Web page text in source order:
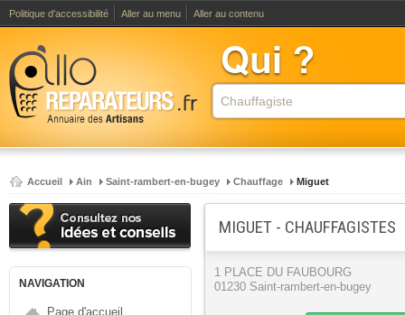
Politique d'accessibilité Aller au menu Aller au contenu
Accueil Ain Saint-rambert-en-bugey Chauffage Miguet
NAVIGATION
Page d'accueil
MIGUET - CHAUFFAGISTES
1 PLACE DU FAUBOURG
01230 Saint-rambert-en-bugey